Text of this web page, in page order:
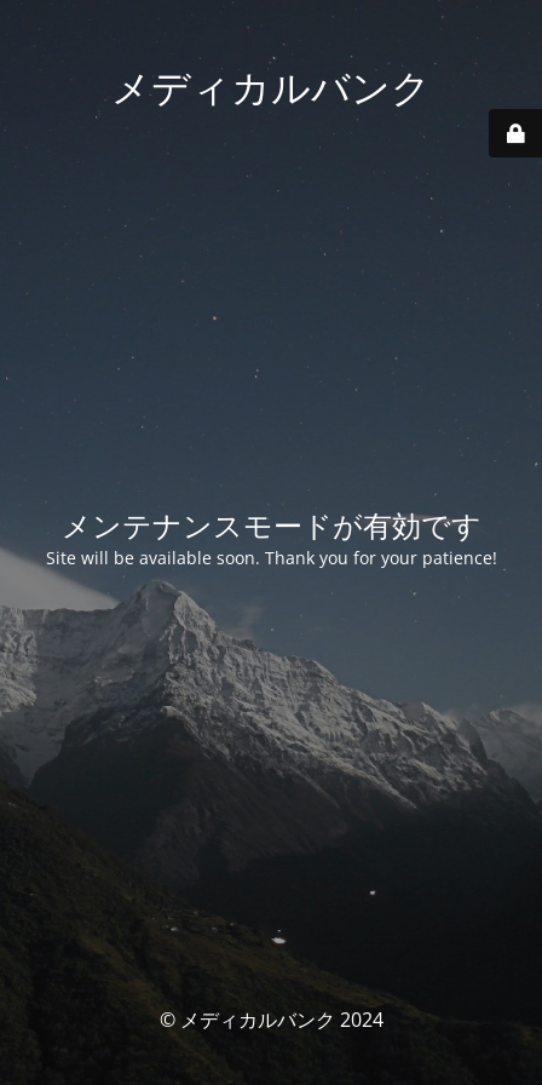
メディカルバンク
メンテナンスモードが有効です
Site will be available soon. Thank you for your patience!
© メディカルバンク 2024